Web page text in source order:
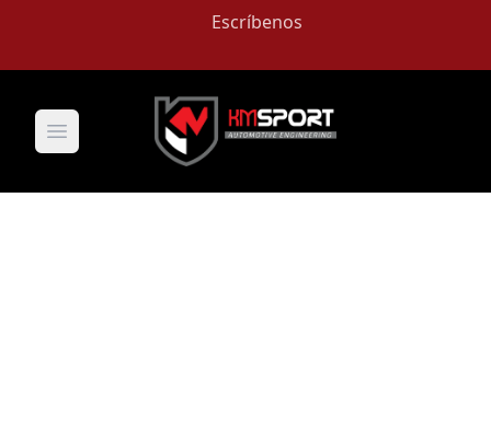
Escríbenos
Open main menu